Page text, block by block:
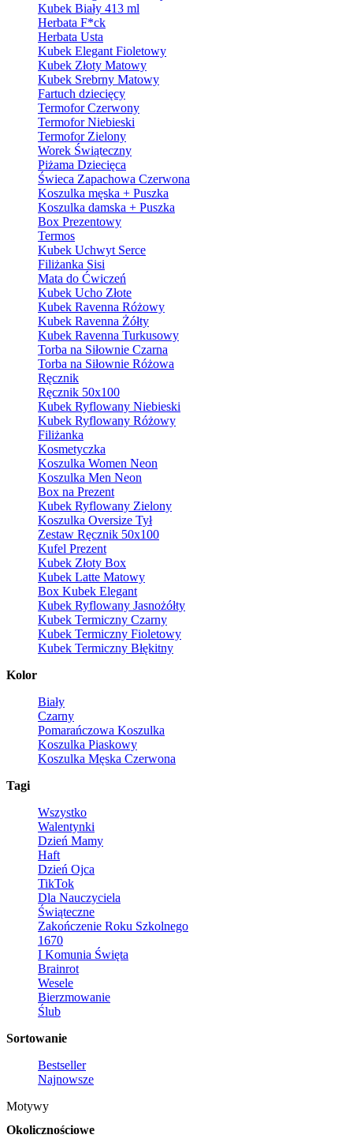
Kubek Biały 413 ml
Herbata F*ck
Herbata Usta
Kubek Elegant Fioletowy
Kubek Złoty Matowy
Kubek Srebrny Matowy
Fartuch dziecięcy
Termofor Czerwony
Termofor Niebieski
Termofor Zielony
Worek Świąteczny
Piżama Dziecięca
Świeca Zapachowa Czerwona
Koszulka męska + Puszka
Koszulka damska + Puszka
Box Prezentowy
Termos
Kubek Uchwyt Serce
Filiżanka Sisi
Mata do Ćwiczeń
Kubek Ucho Złote
Kubek Ravenna Różowy
Kubek Ravenna Żółty
Kubek Ravenna Turkusowy
Torba na Siłownie Czarna
Torba na Siłownie Różowa
Ręcznik
Ręcznik 50x100
Kubek Ryflowany Niebieski
Kubek Ryflowany Różowy
Filiżanka
Kosmetyczka
Koszulka Women Neon
Koszulka Men Neon
Box na Prezent
Kubek Ryflowany Zielony
Koszulka Oversize Tył
Zestaw Ręcznik 50x100
Kufel Prezent
Kubek Złoty Box
Kubek Latte Matowy
Box Kubek Elegant
Kubek Ryflowany Jasnożółty
Kubek Termiczny Czarny
Kubek Termiczny Fioletowy
Kubek Termiczny Błękitny
Kolor
Biały
Czarny
Pomarańczowa Koszulka
Koszulka Piaskowy
Koszulka Męska Czerwona
Tagi
Wszystko
Walentynki
Dzień Mamy
Haft
Dzień Ojca
TikTok
Dla Nauczyciela
Świąteczne
Zakończenie Roku Szkolnego
1670
I Komunia Święta
Brainrot
Wesele
Bierzmowanie
Ślub
Sortowanie
Bestseller
Najnowsze
Motywy
Okolicznościowe